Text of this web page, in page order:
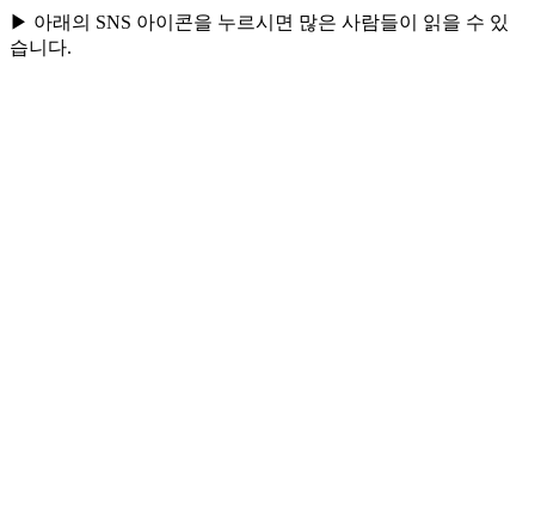
▶ 아래의 SNS 아이콘을 누르시면 많은 사람들이 읽을 수 있
습니다.